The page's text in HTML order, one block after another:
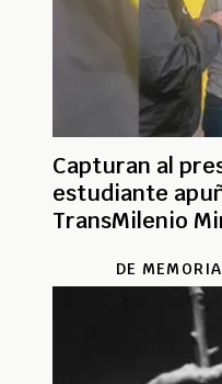
Capturan al
estudiante
TransMilenio
DE MEMORIA